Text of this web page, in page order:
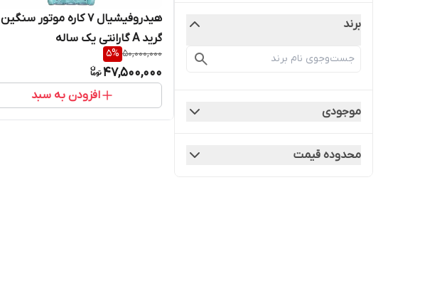
برند
موجودی
محدوده قیمت
هیدروفیشیال 7 کاره موتور سنگین
گرید A گارانتی یک ساله
50,000,000
5%
47,500,000
افزودن به سبد